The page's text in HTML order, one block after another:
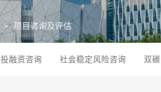
> 项目咨询及评估
投融资咨询 社会稳定风险咨询 双